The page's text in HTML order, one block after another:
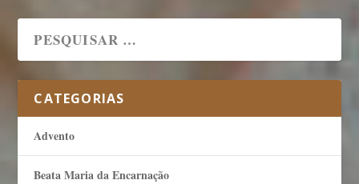
CATEGORIAS
Advento
Beata Maria da Encarnação